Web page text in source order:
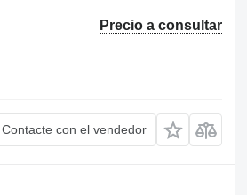
Precio a consultar
Contacte con el vendedor